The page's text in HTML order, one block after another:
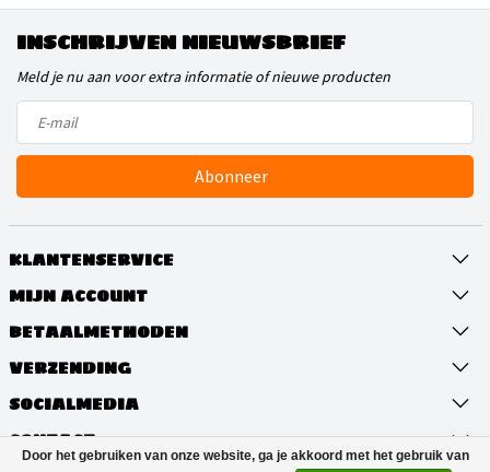
INSCHRIJVEN NIEUWSBRIEF
Meld je nu aan voor extra informatie of nieuwe producten
Abonneer
KLANTENSERVICE
MIJN ACCOUNT
BETAALMETHODEN
VERZENDING
SOCIALMEDIA
CONTACT
Door het gebruiken van onze website, ga je akkoord met het gebruik van